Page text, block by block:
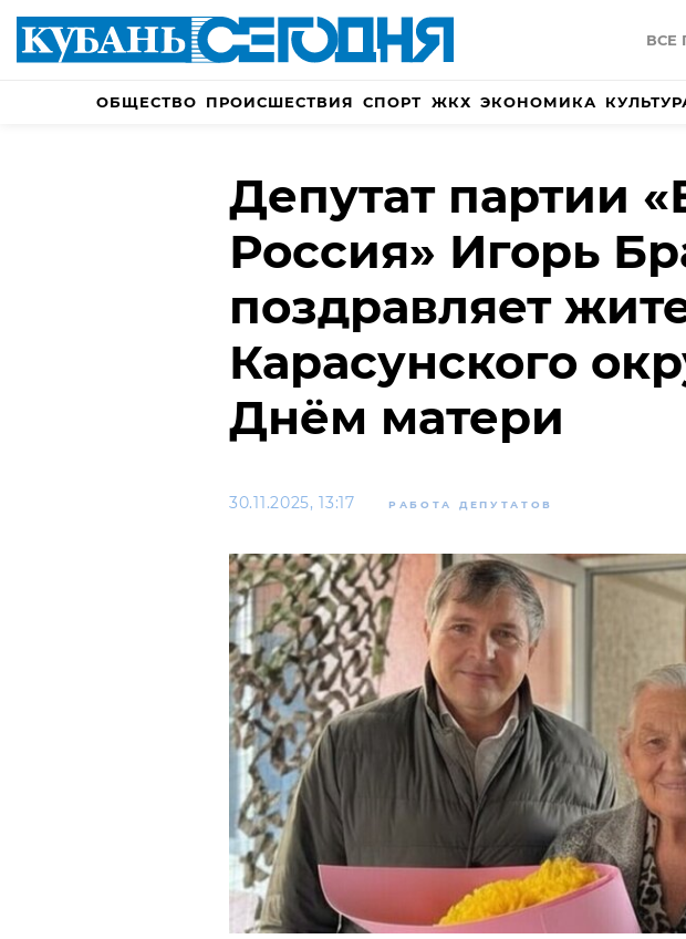
ВСЕ
ОБЩЕСТВО ПРОИСШЕСТВИЯ СПОРТ ЖКХ ЭКОНОМИКА
Депутат партии
Россия» Игорь
поздравляет
Карасунского
Днём матери
30.11.2025, 13:17 РАБОТА ДЕПУТАТОВ